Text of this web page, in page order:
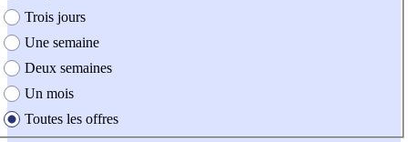
Trois jours
Une semaine
Deux semaines
Un mois
Toutes les offres